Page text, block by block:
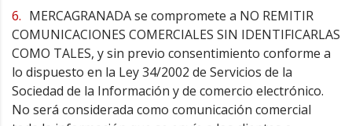
MERCAGRANADA se compromete a NO REMITIR
COMUNICACIONES COMERCIALES SIN IDENTIFICARLAS
COMO TALES, y sin previo consentimiento conforme a
lo dispuesto en la Ley 34/2002 de Servicios de la
Sociedad de la Información y de comercio electrónico.
No será considerada como comunicación comercial